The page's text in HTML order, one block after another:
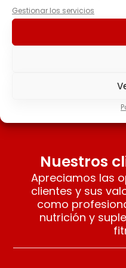
Gestionar los servicios
Seleccionar opciones
Nuestros
Apreciamos las
clientes y sus
como
nutrición y